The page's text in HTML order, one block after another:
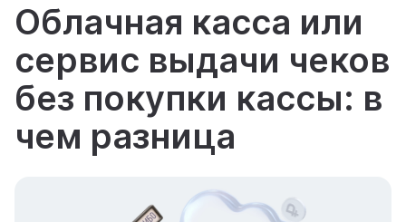
Облачная касса или
сервис выдачи чеков
без покупки кассы: в
чем разница